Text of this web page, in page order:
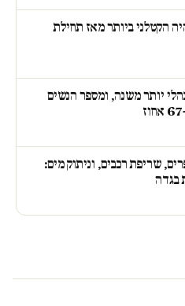
הקטלני ביותר מאז תחילת
יותר משנה, ומספר הנשים
שריפת רכבים, וניתוק מים: